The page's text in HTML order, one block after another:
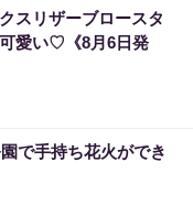
スリザーブロースタ
愛い♡《8月6日発
で手持ち花火ができ